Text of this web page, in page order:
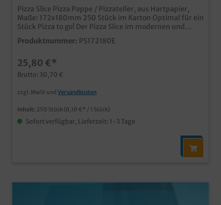
Pizza Slice Pizza Pappe / Pizzateller, aus Hartpapier,
Maße: 172x180mm 250 Stück im Karton Optimal für ein
Stück Pizza to go! Der Pizza Slice im modernen und
coolen "Enjoy your meal" Holz Design, Qualität Made in
Germany Schon ab 25.000 Stück in Ihrem eigenen
Produktnummer: PS172180E
25,80 €*
Brutto: 30,70 €
zzgl. MwSt und Versandkosten
Inhalt: 250 Stück (0,10 €* / 1 Stück)
Sofort verfügbar, Lieferzeit: 1-3 Tage